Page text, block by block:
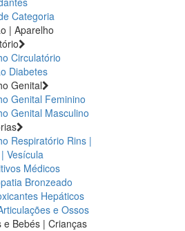
Categoria
| Aparelho
Circulatório
Diabetes
Genital
Genital Feminino
Genital Masculino
Respiratório Rins |
Vesícula
Médicos
Bronzeado
Hepáticos
e Ossos
e Bebés | Crianças